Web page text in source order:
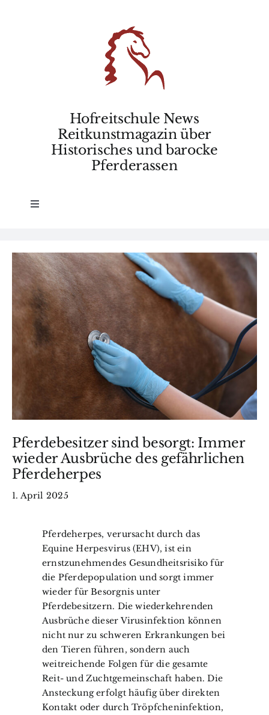
Hofreitschule News
Reitkunstmagazin über
Historisches und barocke
Pferderassen
Toggle
Wissen
BfkbR
Markt
Kontakt
Search
Pferdebesitzer sind besorgt: Immer
wieder Ausbrüche des gefährlichen
Pferdeherpes
1. April 2025
Pferdeherpes, verursacht durch das
Equine Herpesvirus (EHV), ist ein
ernstzunehmendes Gesundheitsrisiko für
die Pferdepopulation und sorgt immer
wieder für Besorgnis unter
Pferdebesitzern. Die wiederkehrenden
Ausbrüche dieser Virusinfektion können
nicht nur zu schweren Erkrankungen bei
den Tieren führen, sondern auch
weitreichende Folgen für die gesamte
Reit- und Zuchtgemeinschaft haben. Die
Ansteckung erfolgt häufig über direkten
Kontakt oder durch Tröpfcheninfektion,